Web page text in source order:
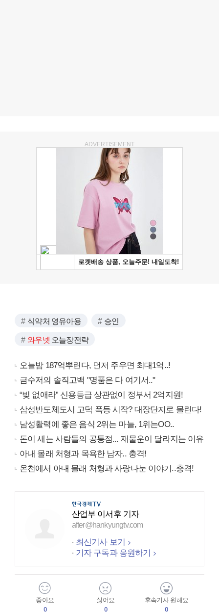
ADVERTISEMENT
식약처 영유아용 승인
와우넷 오늘장전략
오늘밤 187억뿌린다, 먼저 주우면 최대1억..!
금수저의 솔직고백 "명품은 다 여기서.."
“빚 없애라” 신용등급 상관없이 정부서 2억지원!
삼성반도체도시 고덕 폭등 시작? 대장단지로 몰린다!
남성활력에 좋은 음식 2위는 마늘, 1위는OO..
돈이 새는 사람들의 공통점... 재물운이 달라지는 이유
아내 몰래 처형과 목욕한 남자.. 충격!
온천에서 아내 몰래 처형과 사랑나눈 이야기..충격!
산업부 이서후 기자
after@hankyungtv.com
최신기사 보기
기자 구독과 응원하기
좋아요
0
싫어요
0
후속기사 원해요
0